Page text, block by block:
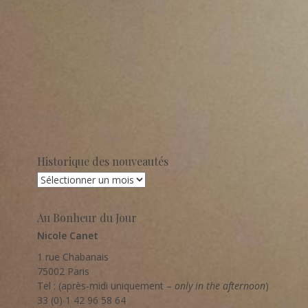
Historique des nouveautés
Historique
Au Bonheur du Jour
Nicole Canet
1 rue Chabanais
75002 Paris
Tel : (après-midi uniquement – only in the afternoon)
33 (0) 1 42 96 58 64